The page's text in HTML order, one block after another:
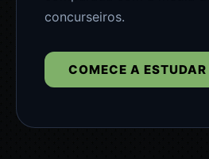
concurseiros.
COMECE A